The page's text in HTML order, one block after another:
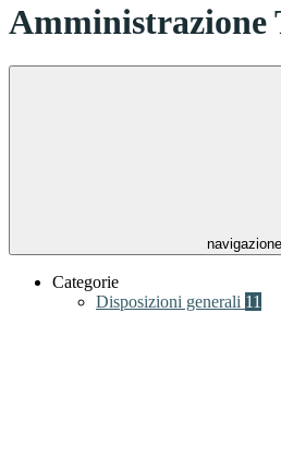
Amministrazione
navigazione
Categorie
Disposizioni generali 11